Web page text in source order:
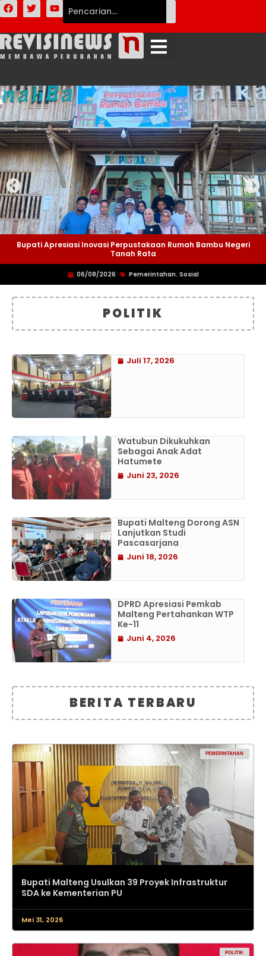
Bupati Apresiasi Inovasi Perpustakaan Rumah Bambu Negeri
Tanah Rata
06/08/2026 Pemerintahan, Sosial
POLITIK
Juli 17, 2026
Watubun Dikukuhkan
Sebagai Anak Adat
Hatumete
Juni 23, 2026
Bupati Malteng Dorong ASN
Lanjutkan Studi
Pascasarjana
Juni 18, 2026
DPRD Apresiasi Pemkab
Malteng Pertahankan WTP
Ke-11
Juni 4, 2026
BERITA TERBARU
PEMERINTAHAN
Bupati Malteng Usulkan 39 Proyek Infrastruktur
SDA ke Kementerian PU
Mei 31, 2026
POLITIK